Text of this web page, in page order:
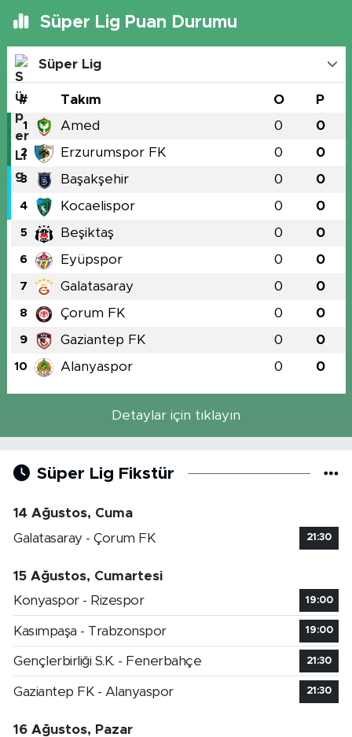
Süper Lig Puan Durumu
Süper Lig
# Takım O P
1 Amed 0 0
2 Erzurumspor FK 0 0
3 Başakşehir 0 0
4 Kocaelispor 0 0
5 Beşiktaş 0 0
6 Eyüpspor 0 0
7 Galatasaray 0 0
8 Çorum FK 0 0
9 Gaziantep FK 0 0
10 Alanyaspor 0 0
Detaylar için tıklayın
Süper Lig Fikstür
14 Ağustos, Cuma
Galatasaray - Çorum FK
21:30
15 Ağustos, Cumartesi
Konyaspor - Rizespor
19:00
Kasımpaşa - Trabzonspor 19:00
Gençlerbirliği S.K. - Fenerbahçe 21:30
Gaziantep FK - Alanyaspor 21:30
16 Ağustos, Pazar